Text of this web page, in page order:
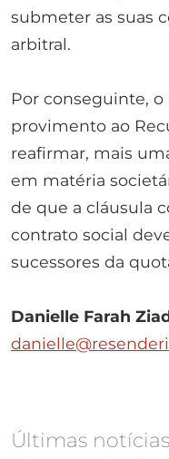
submeter as suas
arbitral.
Por conseguinte,
provimento ao
reafirmar, mais
em matéria
de que a cláusula
contrato social
sucessores da
Danielle Farah
Últimas